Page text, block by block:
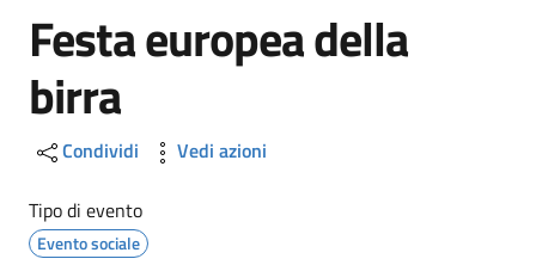
Festa europea della
birra
Condividi Vedi azioni
Tipo di evento
Evento sociale